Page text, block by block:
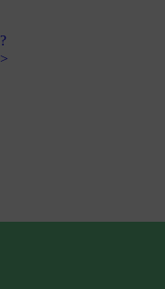
?
>